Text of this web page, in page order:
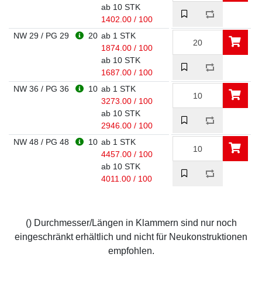
ab 10 STK
1402.00 / 100
NW 29 / PG 29
20 ab 1 STK
1874.00 / 100
ab 10 STK
1687.00 / 100
NW 36 / PG 36
10 ab 1 STK
3273.00 / 100
ab 10 STK
2946.00 / 100
NW 48 / PG 48
10 ab 1 STK
4457.00 / 100
ab 10 STK
4011.00 / 100
() Durchmesser/Längen in Klammern sind nur noch
eingeschränkt erhältlich und nicht für Neukonstruktionen
empfohlen.